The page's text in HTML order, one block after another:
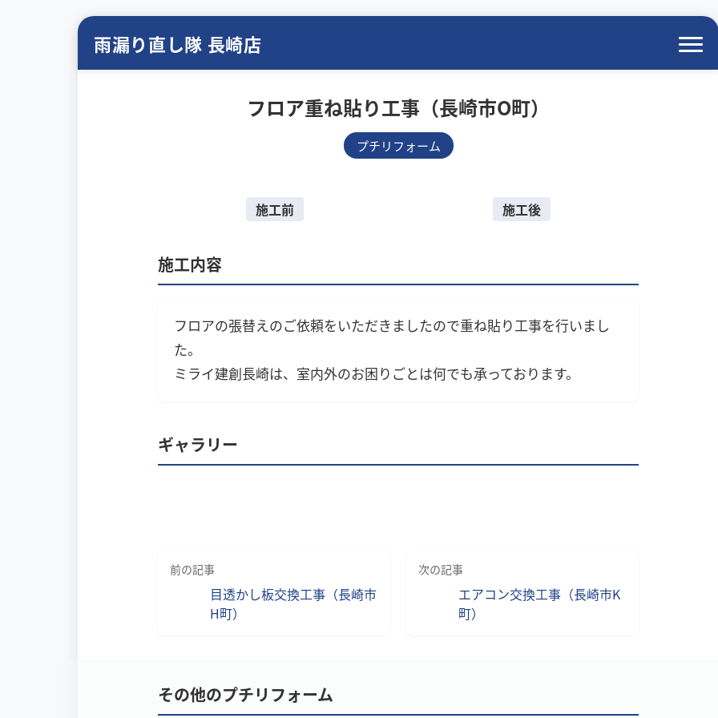
雨漏り直し隊 長崎店
フロア重ね貼り工事（長崎市O町）
プチリフォーム
施工前 施工後
施工内容
フロアの張替えのご依頼をいただきましたので重ね貼り工事を行いまし
た。
ミライ建創長崎は、室内外のお困りごとは何でも承っております。
ギャラリー
前の記事
目透かし板交換工事（長崎市
H町）
次の記事
エアコン交換工事（長崎市K
町）
その他のプチリフォーム